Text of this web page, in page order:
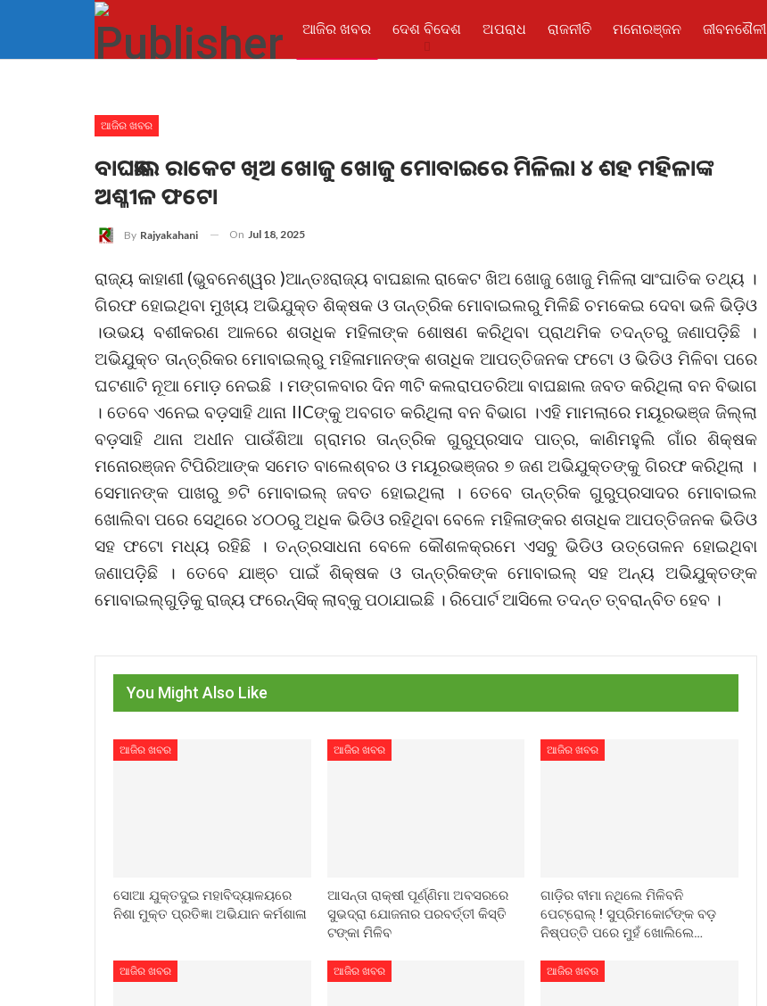
ଆଜିର ଖବର ଦେଶ ବିଦେଶ ଅପରାଧ ରାଜନୀତି ମନୋରଞ୍ଜନ ଜୀବନଶୈଳୀ
ଆଜିର ଖବର
ବାଘଛାଲ ରାକେଟ ଖିଅ ଖୋଜୁ ଖୋଜୁ ମୋବାଇରେ ମିଳିଲା ୪ ଶହ ମହିଳାଙ୍କ
ଅଶ୍ଳୀଳ ଫଟୋ
By Rajyakahani On Jul 18, 2025
ରାଜ୍ୟ କାହାଣୀ (ଭୁବନେଶ୍ୱର )ଆନ୍ତଃରାଜ୍ୟ ବାଘଛାଲ ରାକେଟ ଖିଅ ଖୋଜୁ ଖୋଜୁ ମିଳିଲା ସାଂଘାତିକ ତଥ୍ୟ ।
ଗିରଫ ହୋଇଥିବା ମୁଖ୍ୟ ଅଭିଯୁକ୍ତ ଶିକ୍ଷକ ଓ ତାନ୍ତ୍ରିକ ମୋବାଇଲରୁ ମିଳିଛି ଚମକେଇ ଦେବା ଭଳି ଭିଡ଼ିଓ
।ଉଭୟ ବଶୀକରଣ ଆଳରେ ଶତାଧିକ ମହିଳାଙ୍କ ଶୋଷଣ କରିଥିବା ପ୍ରାଥମିକ ତଦନ୍ତରୁ ଜଣାପଡ଼ିଛି ।
ଅଭିଯୁକ୍ତ ତାନ୍ତ୍ରିକର ମୋବାଇଲ୍‌ରୁ ମହିଳାମାନଙ୍କ ଶତାଧିକ ଆପତ୍ତିଜନକ ଫଟୋ ଓ ଭିଡିଓ ମିଳିବା ପରେ
ଘଟଣାଟି ନୂଆ ମୋଡ଼ ନେଇଛି । ମଙ୍ଗଳବାର ଦିନ ୩ଟି କଲରାପତରିଆ ବାଘଛାଲ ଜବତ କରିଥିଲା ବନ ବିଭାଗ
। ତେବେ ଏନେଇ ବଡ଼ସାହି ଥାନା IICଙ୍କୁ ଅବଗତ କରିଥିଲା ବନ ବିଭାଗ ।ଏହି ମାମଲାରେ ମୟୂରଭଞ୍ଜ ଜିଲ୍ଲା
ବଡ଼ସାହି ଥାନା ଅଧୀନ ପାଉଁଶିଆ ଗ୍ରାମର ତାନ୍ତ୍ରିକ ଗୁରୁପ୍ରସାଦ ପାତ୍ର, କାଣିମହୁଲି ଗାଁର ଶିକ୍ଷକ
ମନୋରଞ୍ଜନ ଟିପିରିଆଙ୍କ ସମେତ ବାଲେଶ୍ବର ଓ ମୟୂରଭଞ୍ଜର ୭ ଜଣ ଅଭିଯୁକ୍ତଙ୍କୁ ଗିରଫ କରିଥିଲା ।
ସେମାନଙ୍କ ପାଖରୁ ୭ଟି ମୋବାଇଲ୍‌ ଜବତ ହୋଇଥିଲା । ତେବେ ତାନ୍ତ୍ରିକ ଗୁରୁପ୍ରସାଦର ମୋବାଇଲ
ଖୋଲିବା ପରେ ସେଥିରେ ୪୦୦ରୁ ଅଧିକ ଭିଡିଓ ରହିଥିବା ବେଳେ ମହିଳାଙ୍କର ଶତାଧିକ ଆପତ୍ତିଜନକ ଭିଡିଓ
ସହ ଫଟୋ ମଧ୍ୟ ରହିଛି । ତନ୍ତ୍ରସାଧନା ବେଳେ କୌଶଳକ୍ରମେ ଏସବୁ ଭିଡିଓ ଉତ୍ତୋଳନ ହୋଇଥିବା
ଜଣାପଡ଼ିଛି । ତେବେ ଯାଞ୍ଚ ପାଇଁ ଶିକ୍ଷକ ଓ ତାନ୍ତ୍ରିକଙ୍କ ମୋବାଇଲ୍‌ ସହ ଅନ୍ୟ ଅଭିଯୁକ୍ତଙ୍କ
ମୋବାଇଲ୍‌ଗୁଡ଼ିକୁ ରାଜ୍ୟ ଫରେନ୍‌ସିକ୍‌ ଲାବ୍‌କୁ ପଠାଯାଇଛି । ରିପୋର୍ଟ ଆସିଲେ ତଦନ୍ତ ତ୍ବରାନ୍ବିତ ହେବ ।
You Might Also Like
ଆଜିର ଖବର
ସୋଆ ଯୁକ୍ତଦୁଇ ମହାବିଦ୍ୟାଳୟରେ
ନିଶା ମୁକ୍ତ ପ୍ରତିଜ୍ଞା ଅଭିଯାନ କର୍ମଶାଳା
ଆଜିର ଖବର
ଆସନ୍ତା ରାକ୍ଷୀ ପୂର୍ଣ୍ଣିମା ଅବସରରେ
ସୁଭଦ୍ରା ଯୋଜନାର ପରବର୍ତ୍ତୀ କିସ୍ତି
ଟଙ୍କା ମିଳିବ
ଆଜିର ଖବର
ଗାଡ଼ିର ବୀମା ନଥିଲେ ମିଳିବନି
ପେଟ୍ରୋଲ୍ ! ସୁପ୍ରିମକୋର୍ଟଙ୍କ ବଡ଼
ନିଷ୍ପତ୍ତି ପରେ ମୁହଁ ଖୋଲିଲେ…
ଆଜିର ଖବର ଆଜିର ଖବର ଆଜିର ଖବର